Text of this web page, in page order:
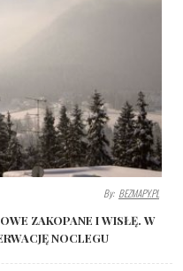
By: BEZMAPY.PL
ZAKOPANE I WISŁĘ. W
NOCLEGU